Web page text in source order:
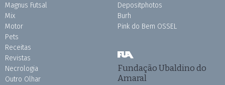
Magnus Futsal
Mix
Motor
Pets
Receitas
Revistas
Necrologia
Outro Olhar
Depositphotos
Burh
Pink do Bem OSSEL
Fundação Ubaldino do
Amaral